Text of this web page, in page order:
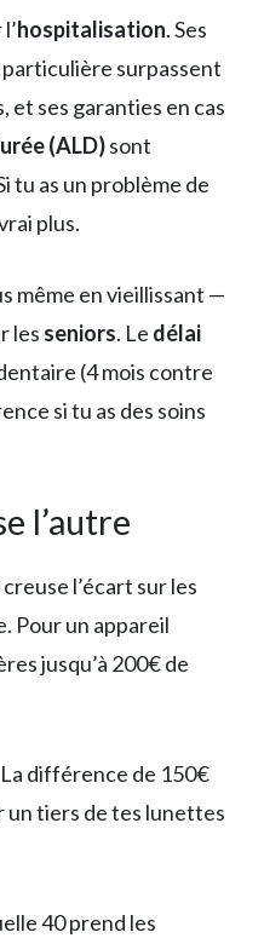
hospitalisation. Ses
surpassent
et ses garanties en cas
(ALD)sont
tu as un problème de
plus.
même en vieillissant —
les seniors. Le délai
(4 mois contre
si tu as des soins
l’autre
l’écart sur les
Pour un appareil
jusqu’à 200€ de
différence de 150€
un tiers de tes lunettes
40 prend les